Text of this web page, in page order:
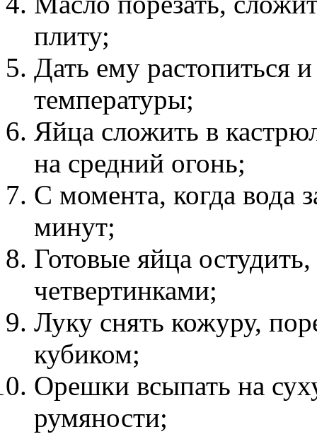
плиту;
Дать ему растопиться
температуры;
Яйца сложить в
на средний огонь;
С момента, когда вода
минут;
Готовые яйца
четвертинками;
Луку снять кожуру,
кубиком;
Орешки всыпать на
румяности;